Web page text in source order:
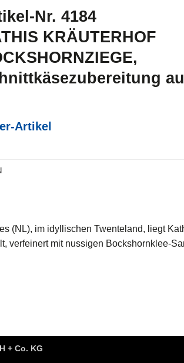
Nr. 4184
KRÄUTERHOF
Artikel
(NL), im idyllischen Twenteland, liegt
verfeinert mit nussigen Bockshornklee-
+ Co. KG